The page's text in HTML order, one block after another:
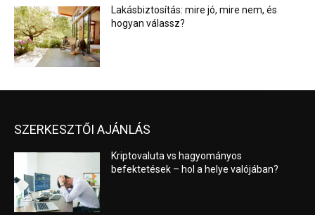
Lakásbiztosítás: mire jó, mire nem, és
hogyan válassz?
SZERKESZTŐI AJÁNLÁS
Kriptovaluta vs hagyományos
befektetések – hol a helye valójában?